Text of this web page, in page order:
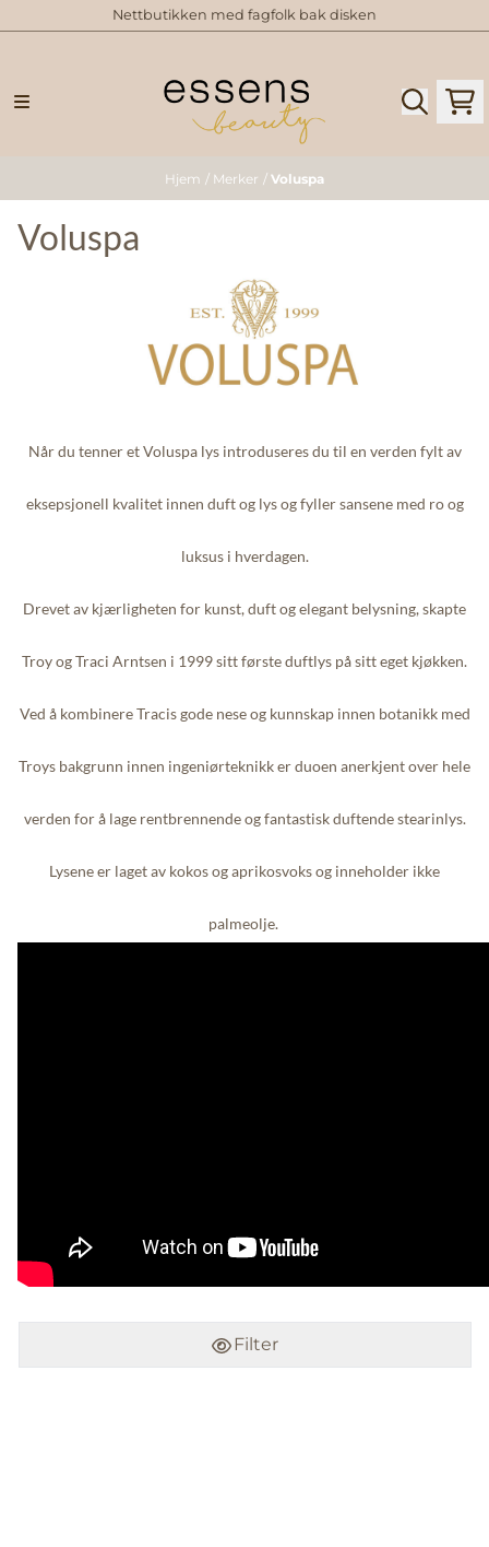
Hopp til innholdNettbutikken med fagfolk bak disken
Hjem / Merker / Voluspa
Voluspa
Når du tenner et Voluspa lys introduseres du til en verden fylt av
eksepsjonell kvalitet innen duft og lys og fyller sansene med ro og
luksus i hverdagen.
Drevet av kjærligheten for kunst, duft og elegant belysning, skapte
Troy og Traci Arntsen i 1999 sitt første duftlys på sitt eget kjøkken.
Ved å kombinere Tracis gode nese og kunnskap innen botanikk med
Troys bakgrunn innen ingeniørteknikk er duoen anerkjent over hele
verden for å lage rentbrennende og fantastisk duftende stearinlys.
Lysene er laget av kokos og aprikosvoks og inneholder ikke
palmeolje.
Filter